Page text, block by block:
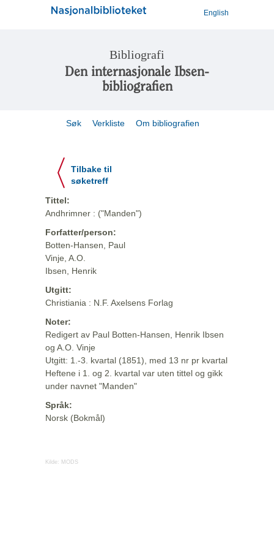
English
Bibliografi
Den internasjonale Ibsen-
bibliografien
Søk Verkliste Om bibliografien
Tilbake til
søketreff
Tittel:
Andhrimner : ("Manden")
Forfatter/person:
Botten-Hansen, Paul
Vinje, A.O.
Ibsen, Henrik
Utgitt:
Christiania : N.F. Axelsens Forlag
Noter:
Redigert av Paul Botten-Hansen, Henrik Ibsen
og A.O. Vinje
Utgitt: 1.-3. kvartal (1851), med 13 nr pr kvartal
Heftene i 1. og 2. kvartal var uten tittel og gikk
under navnet "Manden"
Språk:
Norsk (Bokmål)
Kilde: MODS